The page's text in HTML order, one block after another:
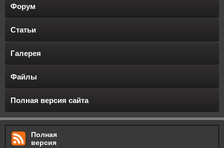
Форум
Статьи
Галерея
Файлы
Полная версия сайта
Полная
версия